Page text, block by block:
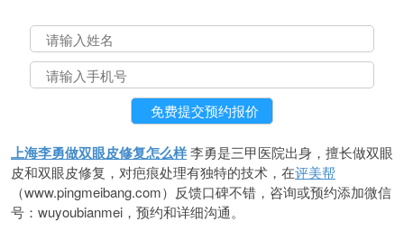
上海李勇做双眼皮修复怎么样李勇是三甲医院出身，擅长做双眼
皮和双眼皮修复，对疤痕处理有独特的技术，在评美帮
（www.pingmeibang.com）反馈口碑不错，咨询或预约添加微信
号：wuyoubianmei，预约和详细沟通。